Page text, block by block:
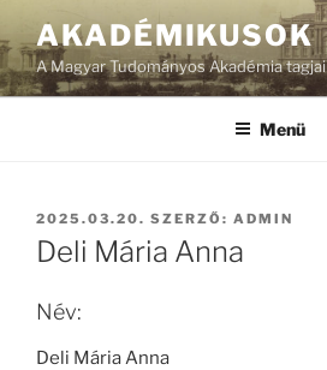
AKADÉMIKUSOK
A Magyar Tudományos Akadémia tagjai
Menü
BEKÜLDVE:
2025.03.20. SZERZŐ: ADMIN
Deli Mária Anna
Név:
Deli Mária Anna